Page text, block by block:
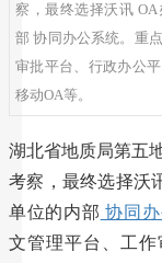
察，最终选择沃讯
部 协同办公系统。重
审批平台、行政办公
移动OA等。
湖北省地质局第五
考察，最终选择沃
单位的内部 协同
文管理平台、工